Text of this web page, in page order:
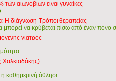
αιωνόβιων ειναι γυναίκες
Η διάγνωση-Τρόποι θεραπείας
μπορεί να κρύβεται πίσω από έναν πόνο
γιατρός
η καθημερινή άθληση